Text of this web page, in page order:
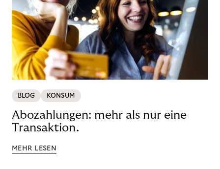
BLOG KONSUM
Abozahlungen: mehr als nur eine
Transaktion.
MEHR LESEN